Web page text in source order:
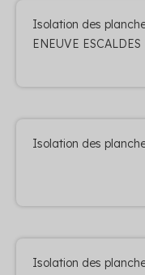
Isolation des
ENEUVE ESCALDES
Isolation des
Isolation des